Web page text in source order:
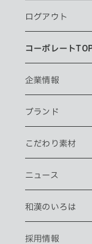
ログアウト
コーポレート
企業情報
ブランド
こだわり素材
ニュース
和漢のいろは
採用情報